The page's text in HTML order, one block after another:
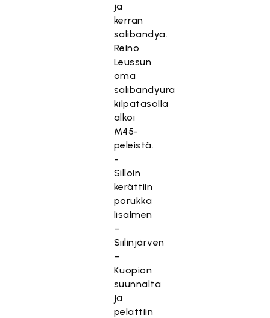
ja
kerran
salibandya.
Reino
Leussun
oma
salibandyura
kilpatasolla
alkoi
M45-
peleistä.
-
Silloin
kerättiin
porukka
Iisalmen
–
Siilinjärven
–
Kuopion
suunnalta
ja
pelattiin